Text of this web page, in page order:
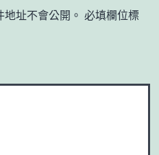
址不會公開。 必填欄位標